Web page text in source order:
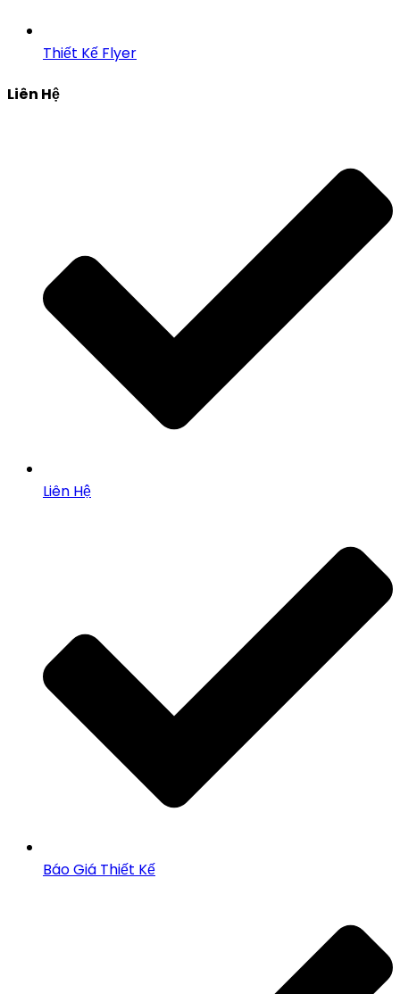
Thiết Kế Flyer
Liên Hệ
Liên Hệ
Báo Giá Thiết Kế